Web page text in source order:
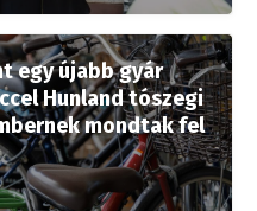
egy újabb gyár
Hunland tószegi
mondtak fel